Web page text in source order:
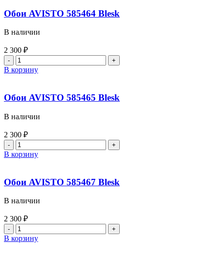
Обои AVISTO 585464 Blesk
В наличии
2 300 ₽
В корзину
Обои AVISTO 585465 Blesk
В наличии
2 300 ₽
В корзину
Обои AVISTO 585467 Blesk
В наличии
2 300 ₽
В корзину